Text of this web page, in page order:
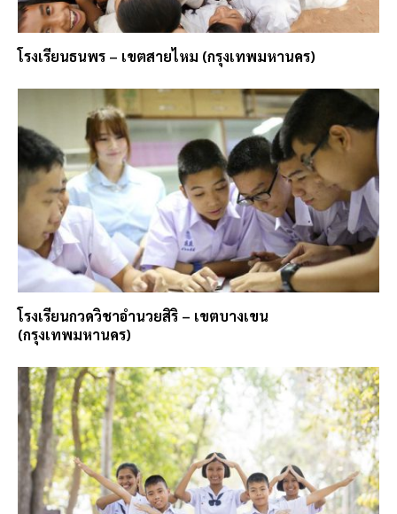
โรงเรียนธนพร – เขตสายไหม (กรุงเทพมหานคร)
โรงเรียนกวดวิชาอำนวยสิริ – เขตบางเขน
(กรุงเทพมหานคร)